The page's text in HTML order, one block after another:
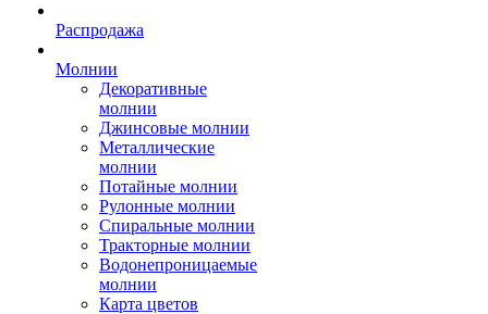
Распродажа
Молнии
Декоративные
молнии
Джинсовые молнии
Металлические
молнии
Потайные молнии
Рулонные молнии
Спиральные молнии
Тракторные молнии
Водонепроницаемые
молнии
Карта цветов